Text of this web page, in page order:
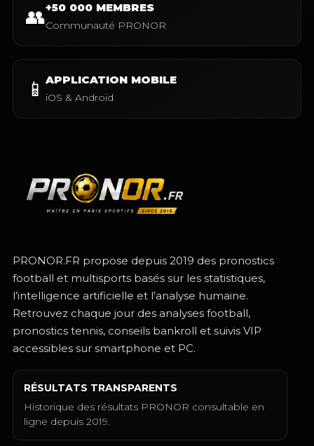
👥+50 000 MEMBRES
Communauté PRONOR
📱 APPLICATION MOBILE
iOS & Android
PRONOR.FR propose depuis 2019 des pronostics
football et multisports basés sur les statistiques,
l’intelligence artificielle et l’analyse humaine.
Retrouvez chaque jour des analyses football,
pronostics tennis, conseils bankroll et suivis VIP
accessibles sur smartphone et PC.
RÉSULTATS TRANSPARENTS
Historique des résultats PRONOR consultable en
ligne depuis 2019.